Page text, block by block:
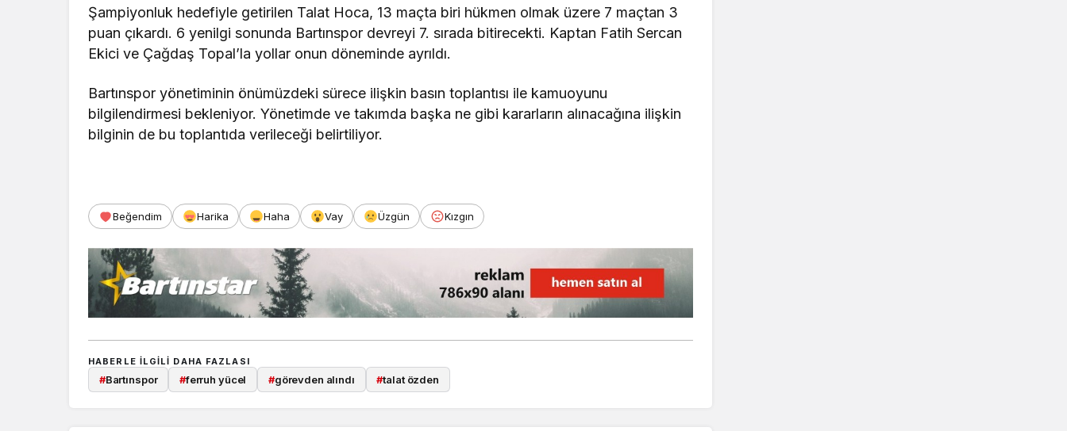
Şampiyonluk hedefiyle getirilen Talat Hoca, 13 maçta biri hükmen olmak üzere 7 maçtan 3
puan çıkardı. 6 yenilgi sonunda Bartınspor devreyi 7. sırada bitirecekti. Kaptan Fatih Sercan
Ekici ve Çağdaş Topal’la yollar onun döneminde ayrıldı.
Bartınspor yönetiminin önümüzdeki sürece ilişkin basın toplantısı ile kamuoyunu
bilgilendirmesi bekleniyor. Yönetimde ve takımda başka ne gibi kararların alınacağına ilişkin
bilginin de bu toplantıda verileceği belirtiliyor.
Beğendim Harika Haha Vay Üzgün Kızgın
HABERLE ILGILI DAHA FAZLASI
#Bartınspor #ferruh yücel #görevden alındı #talat özden